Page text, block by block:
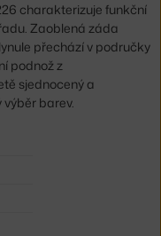
charakterizuje funkční
Zaoblená záda
přechází v područky
podnož z
sjednocený a
barev.